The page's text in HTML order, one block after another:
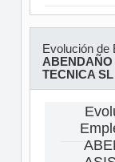
Evolución de
ABENDAÑO
TECNICA SL